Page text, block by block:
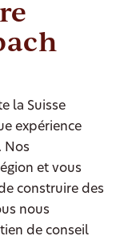
la Suisse
expérience
Nos
et vous
construire des
nous
de conseil